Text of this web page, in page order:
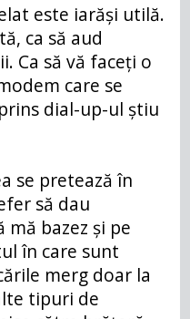
este iarăși utilă.
ca să aud
Ca să vă faceți o
care se
dial-up-ul știu
se pretează în
să dau
bazez și pe
în care sunt
merg doar la
tipuri de